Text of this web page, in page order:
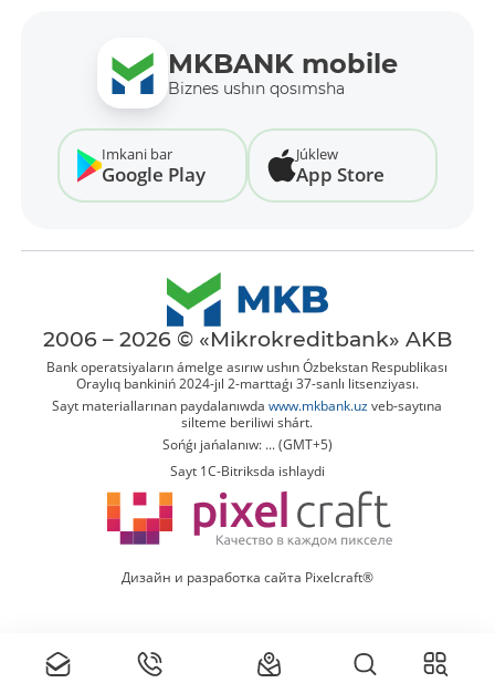
MKBANK mobile
Biznes ushın qosımsha
Imkani bar
Google Play
Júklew
App Store
2006 – 2026 © «Mikrokreditbank» AKB
Bank operatsiyaların ámelge asırıw ushın Ózbekstan Respublikası
Oraylıq bankiniń 2024-jıl 2-marttaǵı 37-sanlı litsenziyası.
Sayt materiallarınan paydalanıwdawww.mkbank.uz veb-saytına
silteme beriliwi shárt.
Sońǵı jańalanıw: ... (GMT+5)
Sayt 1C-Bitriksda ishlaydi
Дизайн и разработка сайта Pixelcraft®